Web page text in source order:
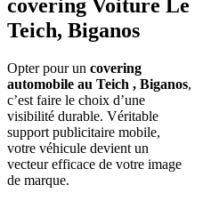
covering Voiture Le
Teich, Biganos
Opter pour un covering
automobile au Teich , Biganos,
c’est faire le choix d’une
visibilité durable. Véritable
support publicitaire mobile,
votre véhicule devient un
vecteur efficace de votre image
de marque.